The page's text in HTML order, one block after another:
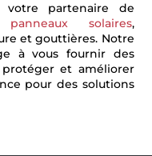
votre partenaire de
panneaux solaires,
et gouttières. Notre
à vous fournir des
et améliorer
pour des solutions